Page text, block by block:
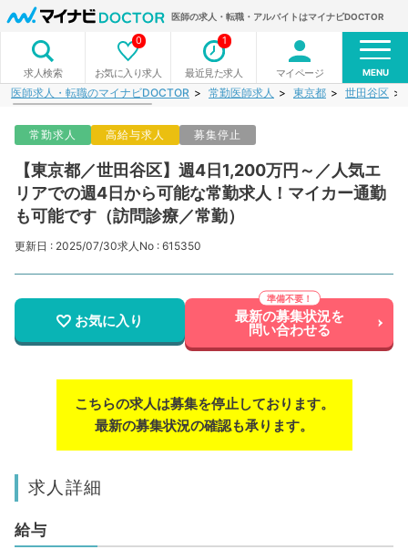
医師の求人・転職・アルバイトはマイナビDOCTOR
求人検索 お気に入り求人
0
最近見た求人
1
マイページ MENU
医師求人・転職のマイナビDOCTOR 常勤医師求人 東京都 世田谷区
常勤求人 高給与求人 募集停止
【東京都／世田谷区】週4日1,200万円～／人気エ
リアでの週4日から可能な常勤求人！マイカー通勤
も可能です（訪問診療／常勤）
更新日 : 2025/07/30求人No : 615350
お気に入り 最新の募集状況を
問い合わせる
こちらの求人は募集を停止しております。
最新の募集状況の確認も承ります。
求人詳細
給与